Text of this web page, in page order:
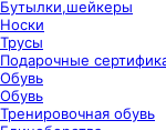
Бутылки,шейкеры
Носки
Трусы
Подарочные
Обувь
Обувь
Тренировочная обувь